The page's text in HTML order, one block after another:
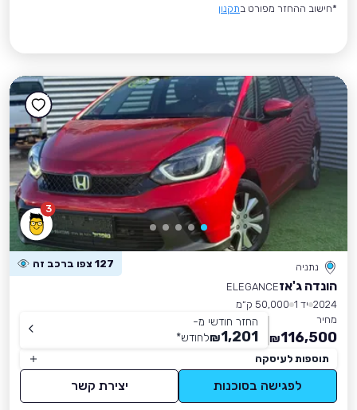
*חישוב ההחזר מפורט בתקנון
3
נתניה 127 צפו ברכב זה
הונדה ג'אזELEGANCE
2024 יד 1
50,000 ק״מ
מחיר
116,500
₪
החזר חודשי מ-
1,201
₪לחודש*
תוספות לעיסקה
לפגישה בסוכנות יצירת קשר